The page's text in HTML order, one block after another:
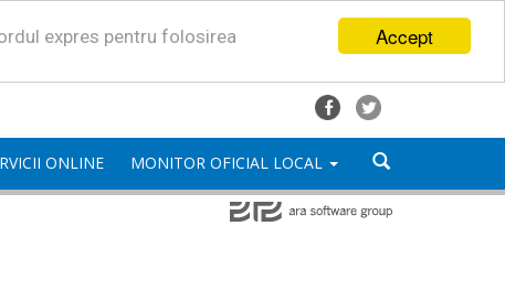
Accept
expres pentru folosirea
ONLINE MONITOR OFICIAL LOCAL